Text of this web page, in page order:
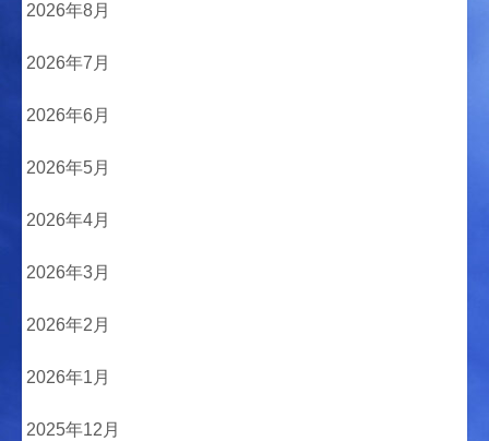
2026年8月
2026年7月
2026年6月
2026年5月
2026年4月
2026年3月
2026年2月
2026年1月
2025年12月